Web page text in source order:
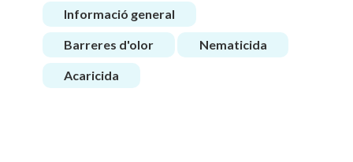
Informació general
Barreres d'olor Nematicida
Acaricida